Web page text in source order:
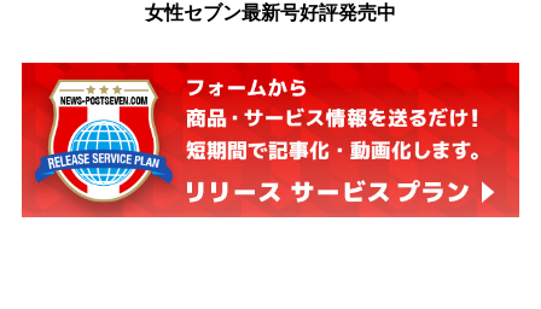
女性セブン最新号好評発売中